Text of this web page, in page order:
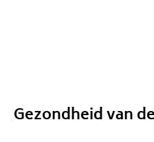
Gezondheid van